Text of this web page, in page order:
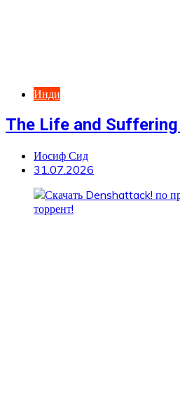
Инди
The Life and
Иосиф Сид
31.07.2026